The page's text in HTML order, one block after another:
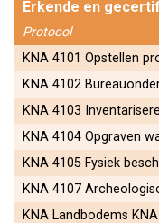
Erkende en
Protocol
KNA 4101 Opstellen
KNA 4102
KNA 4103
KNA 4104 Opgraven
KNA 4105 Fysiek
KNA 4107
KNA Landbodems